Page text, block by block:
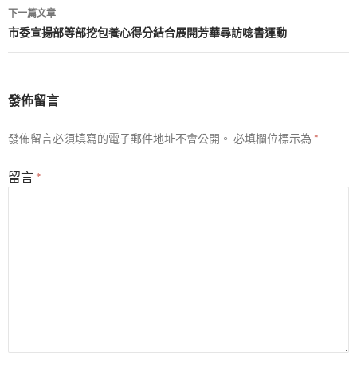
覽
下一篇文章
市委宣揚部等部挖包養心得分結合展開芳華尋訪唸書運動
發佈留言
發佈留言必須填寫的電子郵件地址不會公開。 必填欄位標示為 *
留言 *